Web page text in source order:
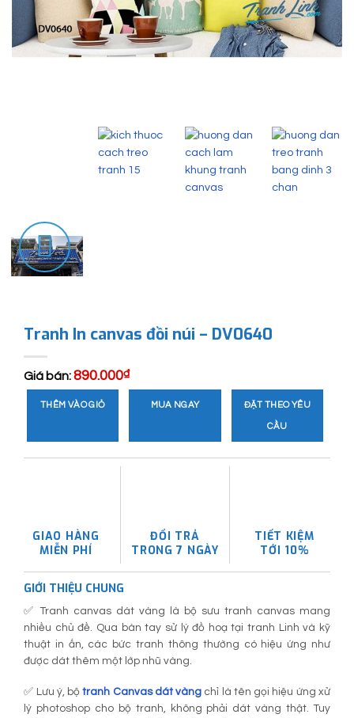
Tranh In canvas đồi núi – DV0640
Giá bán:890.000₫
THÊM VÀO GIỎ MUA NGAY ĐẶT THEO YÊU
CẦU
GIAO HÀNG
MIỄN PHÍ
ĐỔI TRẢ
TRONG 7 NGÀY
TIẾT KIỆM
TỚI 10%
GIỚI THIỆU CHUNG
✅ Tranh canvas dát vàng là bộ sưu tranh canvas mang
nhiều chủ đề. Qua bàn tay sử lý đồ hoạ tại tranh Linh và kỹ
thuật in ấn, các bức tranh thông thường có hiệu ứng như
được dát thêm một lớp nhũ vàng.
✅ Lưu ý, bộtranh Canvas dát vàng chỉ là tên gọi hiệu ứng xử
lý photoshop cho bộ tranh, không phải dát vàng thật. Tuy